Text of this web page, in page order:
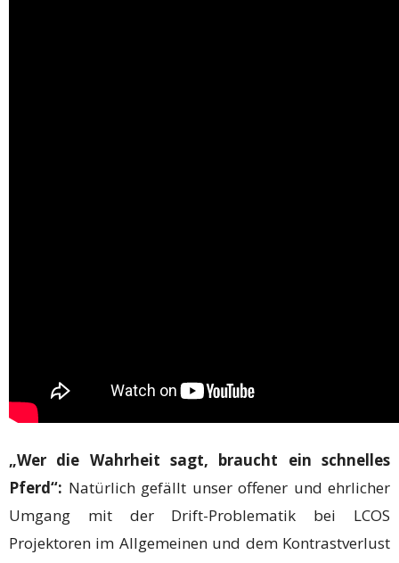
„Wer die Wahrheit sagt, braucht ein schnelles
Pferd“: Natürlich gefällt unser offener und ehrlicher
Umgang mit der Drift-Problematik bei LCOS
Projektoren im Allgemeinen und dem Kontrastverlust